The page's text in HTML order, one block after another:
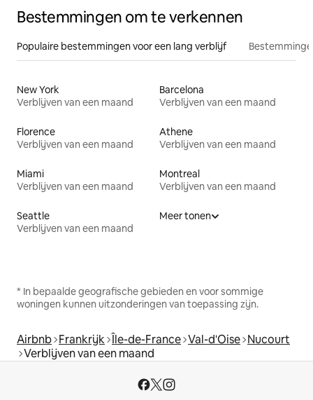
Bestemmingen om te verkennen
Populaire bestemmingen voor een lang verblijf
New York
Verblijven van een maand
Barcelona
Verblijven van een maand
Florence
Verblijven van een maand
Athene
Verblijven van een maand
Miami
Verblijven van een maand
Montreal
Verblijven van een maand
Seattle
Verblijven van een maand
Meer tonen
* In bepaalde geografische gebieden en voor sommige
woningen kunnen uitzonderingen van toepassing zijn.
Airbnb Frankrijk Île-de-France Val-d'Oise Nucourt
Verblijven van een maand